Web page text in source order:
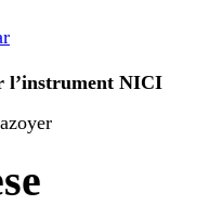
l’instrument NICI